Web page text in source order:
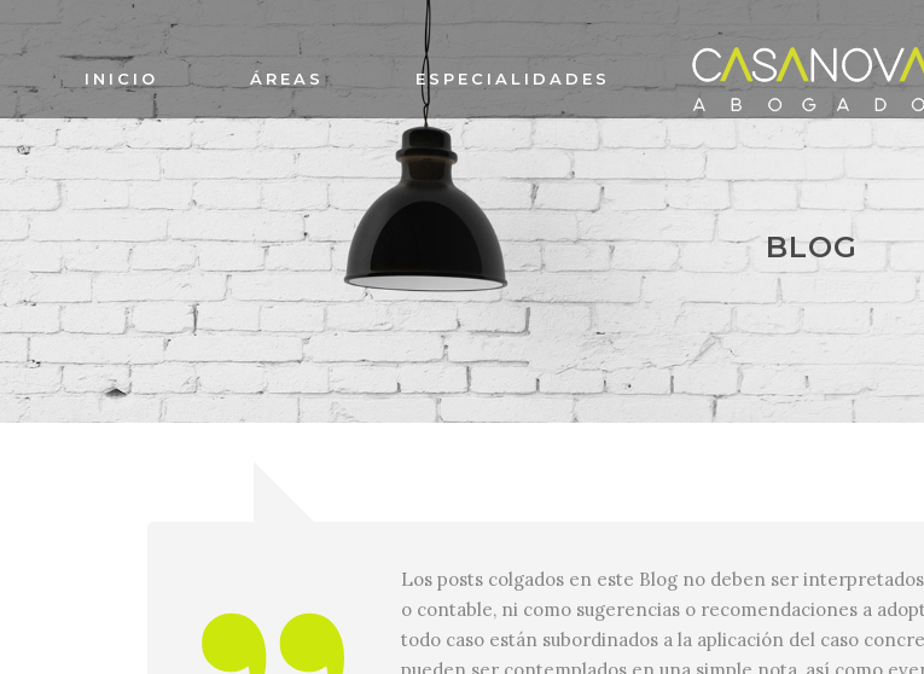
INICIO ÁREAS ESPECIALIDADES
BLOG
Los posts colgados en este Blog no deben ser
o contable, ni como sugerencias o recomendaciones a
todo caso están subordinados a la aplicación del caso